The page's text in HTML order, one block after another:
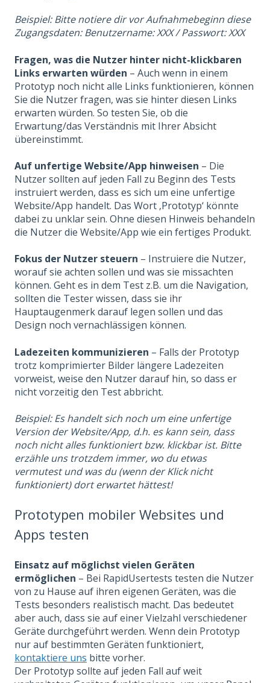
Beispiel: Bitte notiere dir vor Aufnahmebeginn diese
Zugangsdaten: Benutzername: XXX / Passwort: XXX
Fragen, was die Nutzer hinter nicht-klickbaren
Links erwarten würden – Auch wenn in einem
Prototyp noch nicht alle Links funktionieren, können
Sie die Nutzer fragen, was sie hinter diesen Links
erwarten würden. So testen Sie, ob die
Erwartung/das Verständnis mit Ihrer Absicht
übereinstimmt.
Auf unfertige Website/App hinweisen – Die
Nutzer sollten auf jeden Fall zu Beginn des Tests
instruiert werden, dass es sich um eine unfertige
Website/App handelt. Das Wort ‚Prototyp‘ könnte
dabei zu unklar sein. Ohne diesen Hinweis behandeln
die Nutzer die Website/App wie ein fertiges Produkt.
Fokus der Nutzer steuern – Instruiere die Nutzer,
worauf sie achten sollen und was sie missachten
können. Geht es in dem Test z.B. um die Navigation,
sollten die Tester wissen, dass sie ihr
Hauptaugenmerk darauf legen sollen und das
Design noch vernachlässigen können.
Ladezeiten kommunizieren – Falls der Prototyp
trotz komprimierter Bilder längere Ladezeiten
vorweist, weise den Nutzer darauf hin, so dass er
nicht vorzeitig den Test abbricht.
Beispiel: Es handelt sich noch um eine unfertige
Version der Website/App, d.h. es kann sein, dass
noch nicht alles funktioniert bzw. klickbar ist. Bitte
erzähle uns trotzdem immer, wo du etwas
vermutest und was du (wenn der Klick nicht
funktioniert) dort erwartet hättest!
Prototypen mobiler Websites und
Apps testen
Einsatz auf möglichst vielen Geräten
ermöglichen – Bei RapidUsertests testen die Nutzer
von zu Hause auf ihren eigenen Geräten, was die
Tests besonders realistisch macht. Das bedeutet
aber auch, dass sie auf einer Vielzahl verschiedener
Geräte durchgeführt werden. Wenn dein Prototyp
nur auf bestimmten Geräten funktioniert,
kontaktiere uns bitte vorher.
Der Prototyp sollte auf jeden Fall auf weit